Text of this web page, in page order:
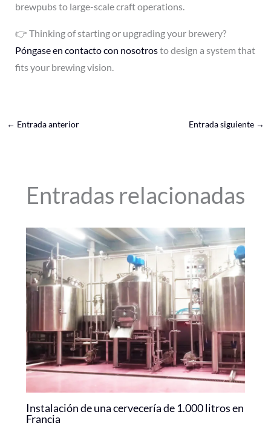
brewpubs to large-scale craft operations.
👉 Thinking of starting or upgrading your brewery?
Póngase en contacto con nosotrosto design a system that
fits your brewing vision.
← Entrada anterior Entrada siguiente →
Entradas relacionadas
Instalación de una cervecería de 1.000 litros en
Francia